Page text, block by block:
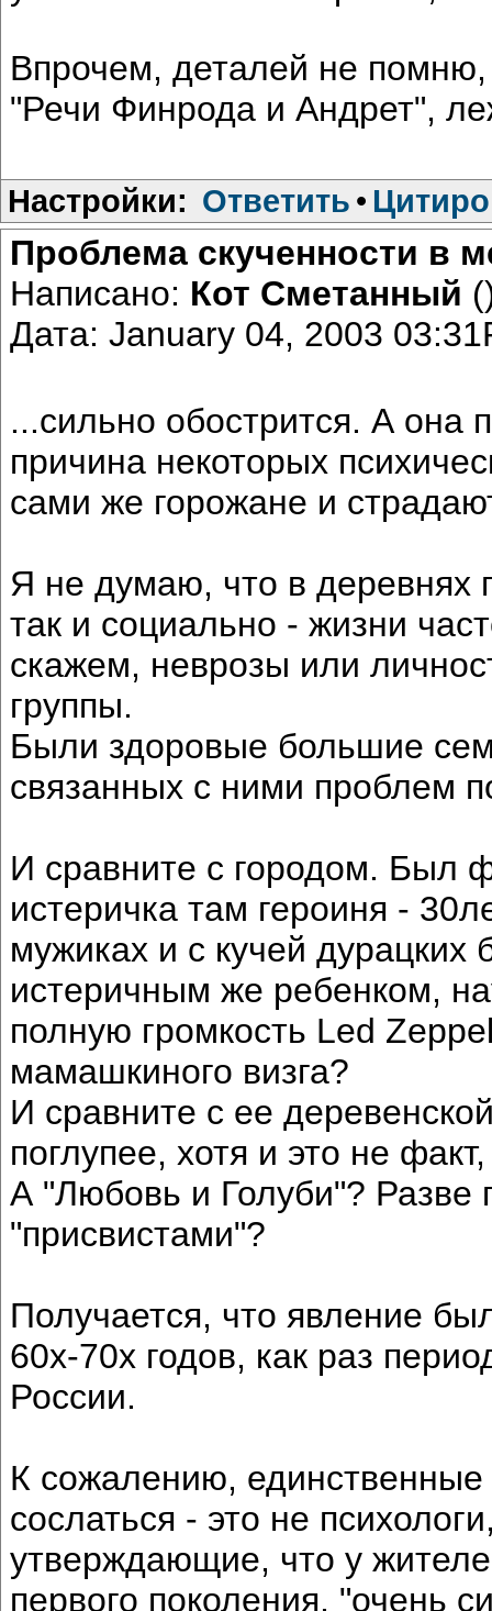
Впрочем, деталей не помню,
"Речи Финрода и Андрет",
Настройки: Ответить •
Проблема скученности в
Написано: Кот Сметанный
Дата: January 04, 2003
...сильно обострится. А она
причина некоторых
сами же горожане и
Я не думаю, что в деревнях
так и социально - жизни
скажем, неврозы или
группы.
Были здоровые большие
связанных с ними проблем
И сравните с городом. Был
истеричка там героиня -
мужиках и с кучей дурацких
истеричным же ребенком,
полную громкость Led
мамашкиного визга?
И сравните с ее
поглупее, хотя и это не
А "Любовь и Голуби"? Разве
"присвистами"?
Получается, что явление
60х-70х годов, как раз
России.
К сожалению, единственные
сослаться - это не
утверждающие, что у
первого поколения, "очень